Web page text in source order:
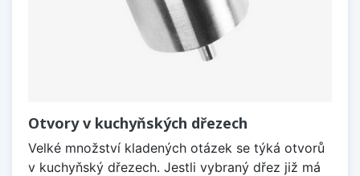
Otvory v kuchyňských dřezech
Velké množství kladených otázek se týká otvorů
v kuchyňský dřezech. Jestli vybraný dřez již má